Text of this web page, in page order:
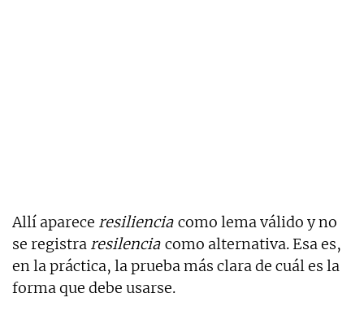
Allí aparece resiliencia como lema válido y no
se registra resilencia como alternativa. Esa es,
en la práctica, la prueba más clara de cuál es la
forma que debe usarse.